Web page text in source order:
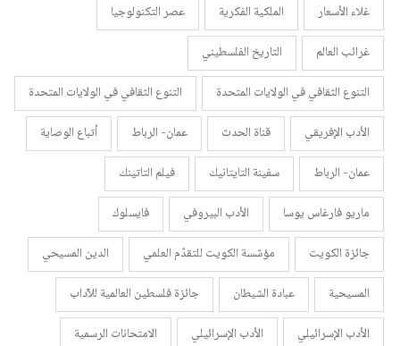
غلاء الأسعار
الملكية الفكرية
عصر التكنولوجيا
غرائب العالم
التاريخ الفلسطيني
التنوع الثقافي في الولايات المتحدة
التنوع الثقافي في الولايات المتحدة
الأدب الإفريقي
قناة الحدث عمان- الرباط
أتباع الوصاية
عمان- الرباط
سفينة التايتانيك
فيلم التاتينك
ماريو فارغاس يوسا
الأدب البيروفي
فايسلوك
جائزة الكويت
مؤسّسة الكويت للتقدّم العلمي
الدين المسيحي
المسيحية
عبادة الشيطان
جائزة فلسطين العالمية للآداب
الأدب الإسرائيلي
الأدب الإسرائيلي
الامتحانات الرسمية